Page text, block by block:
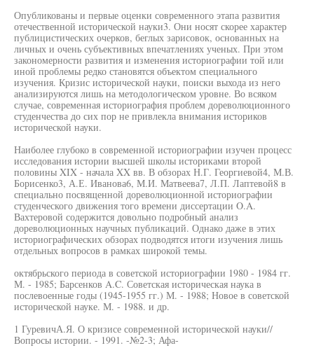
Опубликованы и первые оценки современного этапа развития
отечественной исторической науки3. Они носят скорее характер
публицистических очерков, беглых зарисовок, основанных на
личных и очень субъективных впечатлениях ученых. При этом
закономерности развития и изменения историографии той или
иной проблемы редко становятся объектом специального
изучения. Кризис исторической науки, поиски выхода из него
анализируются лишь на методологическом уровне. Во всяком
случае, современная историография проблем дореволюционного
студенчества до сих пор не привлекла внимания историков
исторической науки.
Наиболее глубоко в современной историографии изучен процесс
исследования истории высшей школы историками второй
половины XIX - начала XX вв. В обзорах Н.Г. Георгиевой4, М.В.
Борисенко3, А.Е. Иванова6, М.И. Матвеева7, Л.П. Лаптевой8 в
специально посвященной дореволюционной историографии
студенческого движения того времени диссертации O.A.
Вахтеровой содержится довольно подробный анализ
дореволюционных научных публикаций. Однако даже в этих
историографических обзорах подводятся итоги изучения лишь
отдельных вопросов в рамках широкой темы.
октябрьского периода в советской историографии 1980 - 1984 гг.
М. - 1985; Барсенков A.C. Советская историческая наука в
послевоенные годы (1945-1955 гг.) М. - 1988; Новое в советской
исторической науке. М. - 1988. и др.
1 ГуревичА.Я. О кризисе современной исторической науки//
Вопросы истории. - 1991. -№2-3; Афа-